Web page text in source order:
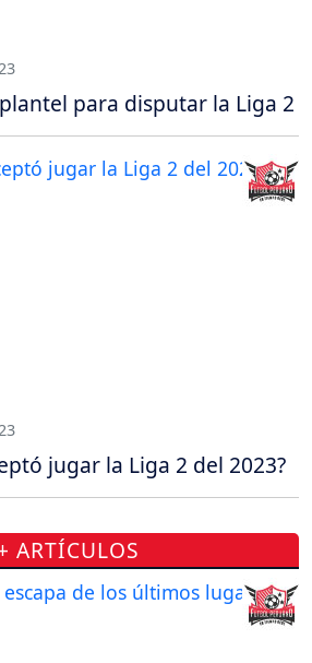
para disputar la Liga 2
jugar la Liga 2 del 2023?
ARTÍCULOS